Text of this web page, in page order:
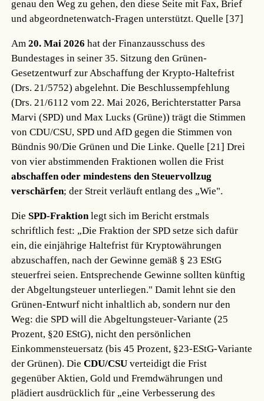
genau den Weg zu gehen, den diese Seite mit Fax, Brief
und abgeordnetenwatch-Fragen unterstützt.Quelle [37]
Am20. Mai 2026 hat der Finanzausschuss des
Bundestages in seiner 35. Sitzung den Grünen-
Gesetzentwurf zur Abschaffung der Krypto-Haltefrist
(Drs. 21/5752) abgelehnt. Die Beschlussempfehlung
(Drs. 21/6112 vom 22. Mai 2026, Berichterstatter Parsa
Marvi (SPD) und Max Lucks (Grüne)) trägt die Stimmen
von CDU/CSU, SPD und AfD gegen die Stimmen von
Bündnis 90/Die Grünen und Die Linke.Quelle [21] Drei
von vier abstimmenden Fraktionen wollen die Frist
abschaffen oder mindestens den Steuervollzug
verschärfen; der Streit verläuft entlang des „Wie".
DieSPD-Fraktion legt sich im Bericht erstmals
schriftlich fest: „Die Fraktion der SPD setze sich dafür
ein, die einjährige Haltefrist für Kryptowährungen
abzuschaffen, nach der Gewinne gemäß § 23 EStG
steuerfrei seien. Entsprechende Gewinne sollten künftig
der Abgeltungsteuer unterliegen." Damit lehnt sie den
Grünen-Entwurf nicht inhaltlich ab, sondern nur den
Weg: die SPD will die Abgeltungsteuer-Variante (25
Prozent, §20 EStG), nicht den persönlichen
Einkommensteuersatz (bis 45 Prozent, §23-EStG-Variante
der Grünen). DieCDU/CSU verteidigt die Frist
gegenüber Aktien, Gold und Fremdwährungen und
plädiert ausdrücklich für „eine Verbesserung des